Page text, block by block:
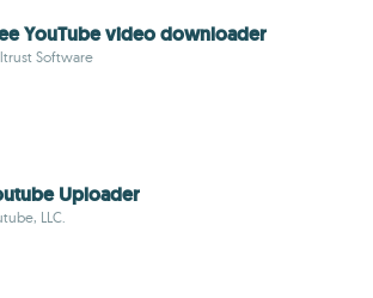
YouTube video downloader
Software
Uploader
LLC.